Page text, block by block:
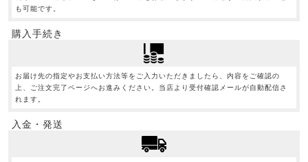
も可能です。
購入手続き
お届け先の指定やお支払い方法等をご入力いただきましたら、内容をご確認の
上、ご注文完了ページへお進みください。当店より受付確認メールが自動配信さ
れます。
入金・発送